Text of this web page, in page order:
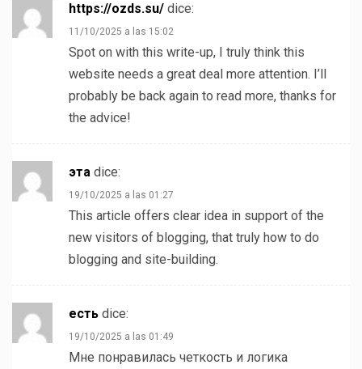
https://ozds.su/ dice:
11/10/2025 a las 15:02
Spot on with this write-up, I truly think this
website needs a great deal more attention. I’ll
probably be back again to read more, thanks for
the advice!
эта dice:
19/10/2025 a las 01:27
This article offers clear idea in support of the
new visitors of blogging, that truly how to do
blogging and site-building.
есть dice:
19/10/2025 a las 01:49
Мне понравилась четкость и логика